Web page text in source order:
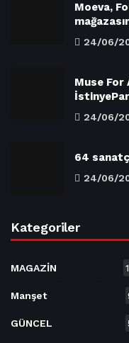
Moeva,
24/06/
Muse For
24/06/
64
24/06/
Kategoriler
MAGAZİN
Manşet
GÜNCEL